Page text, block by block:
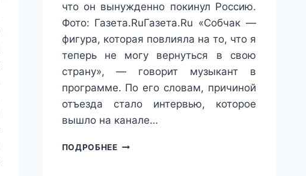
что он вынужденно покинул Россию.
Фото: Газета.RuГазета.Ru «Собчак —
фигура, которая повлияла на то, что я
теперь не могу вернуться в свою
страну», — говорит музыкант в
программе. По его словам, причиной
отъезда стало интервью, которое
вышло на канале…
ПОДРОБНЕЕРЭПЕР